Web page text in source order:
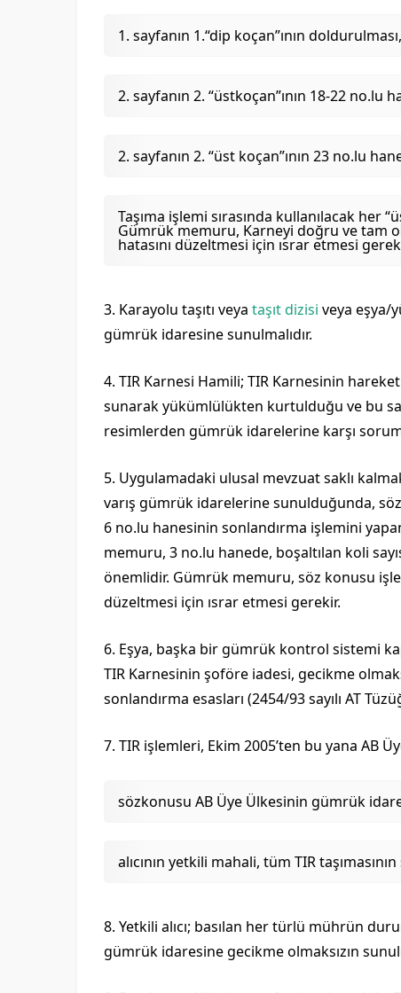
1. sayfanın 1.“dip koçan”ının
2. sayfanın 2. “üstkoçan”ının 18-22
2. sayfanın 2. “üst koçan”ının 23 no.lu
Taşıma işlemi sırasında kullanılacak her
Gümrük memuru, Karneyi doğru ve tam
hatasını düzeltmesi için ısrar etmesi
3. Karayolu taşıtı veya taşıt dizisi veya eşya/
gümrük idaresine sunulmalıdır.
4. TIR Karnesi Hamili; TIR Karnesinin
sunarak yükümlülükten kurtulduğu ve bu
resimlerden gümrük idarelerine karşı
5. Uygulamadaki ulusal mevzuat saklı
varış gümrük idarelerine sunulduğunda,
6 no.lu hanesinin sonlandırma işlemini
memuru, 3 no.lu hanede, boşaltılan koli
önemlidir. Gümrük memuru, söz konusu
düzeltmesi için ısrar etmesi gerekir.
6. Eşya, başka bir gümrük kontrol sistemi
TIR Karnesinin şoföre iadesi, gecikme
sonlandırma esasları (2454/93 sayılı AT
7. TIR işlemleri, Ekim 2005’ten bu yana AB
sözkonusu AB Üye Ülkesinin gümrük
alıcının yetkili mahali, tüm TIR
8. Yetkili alıcı; basılan her türlü mührün
gümrük idaresine gecikme olmaksızın